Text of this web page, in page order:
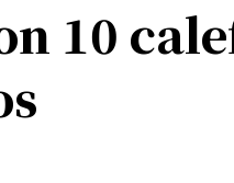
10